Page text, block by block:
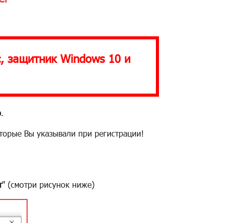
защитник Windows 10 и
.
Вы указывали при регистрации!
" (смотри рисунок ниже)